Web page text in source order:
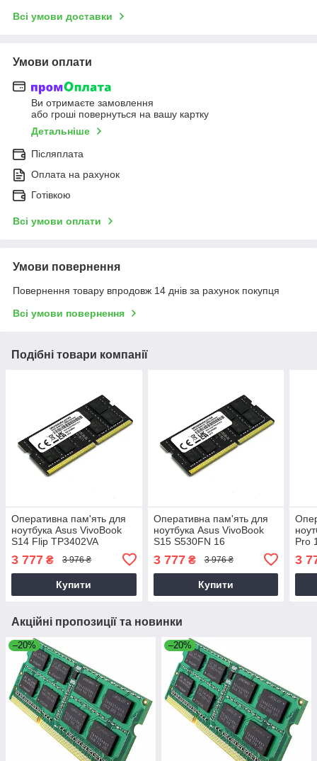
Всі умови доставки
Умови оплати
Ви отримаєте замовлення
або гроші повернуться на вашу картку
Детальніше
Післяплата
Оплата на рахунок
Готівкою
Всі умови оплати
Умови повернення
Повернення товару впродовж 14 днів за рахунок покупця
Всі умови повернення
Подібні товари компанії
Оперативна пам'ять для
ноутбука Asus VivoBook
S14 Flip TP3402VA
3 777 ₴ 3 976 ₴
Купити
Оперативна пам'ять для
ноутбука Asus VivoBook
S15 S530FN 16
3 777₴ 3 976 ₴
Купити
Pro
3
Акційні пропозиції та новинки
–20% –20%